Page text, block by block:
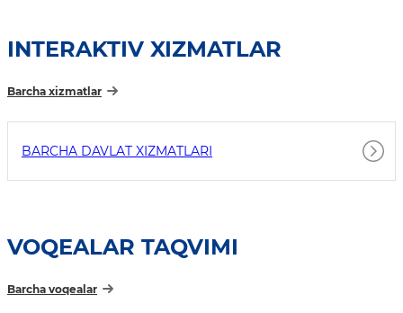
INTERAKTIV XIZMATLAR
Barcha xizmatlar
BARCHA DAVLAT XIZMATLARI
VOQEALAR TAQVIMI
Barcha voqealar